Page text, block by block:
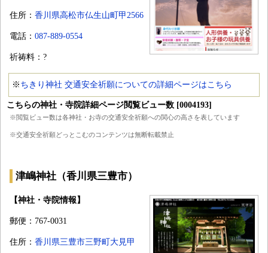
住所： 香川県高松市仏生山町甲2566
電話： 087-889-0554
祈祷料：?
※ ちきり神社 交通安全祈願についての詳細ページはこちら
こちらの神社・寺院詳細ページ閲覧ビュー数 [0004193]
※閲覧ビュー数は各神社・お寺の交通安全祈願への関心の高さを表しています
※交通安全祈願どっとこむのコンテンツは無断転載禁止
津嶋神社（香川県三豊市）
【神社・寺院情報】
郵便：767-0031
住所： 香川県三豊市三野町大見甲